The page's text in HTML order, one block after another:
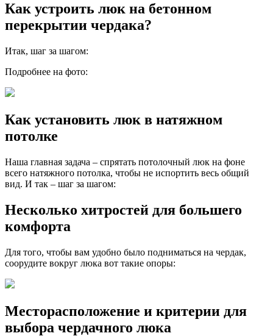
Как устроить люк на бетонном
перекрытии чердака?
Итак, шаг за шагом:
Подробнее на фото:
Как установить люк в натяжном
потолке
Наша главная задача – спрятать потолочный люк на фоне
всего натяжного потолка, чтобы не испортить весь общий
вид. И так – шаг за шагом:
Несколько хитростей для большего
комфорта
Для того, чтобы вам удобно было подниматься на чердак,
соорудите вокруг люка вот такие опоры:
Месторасположение и критерии для
выбора чердачного люка